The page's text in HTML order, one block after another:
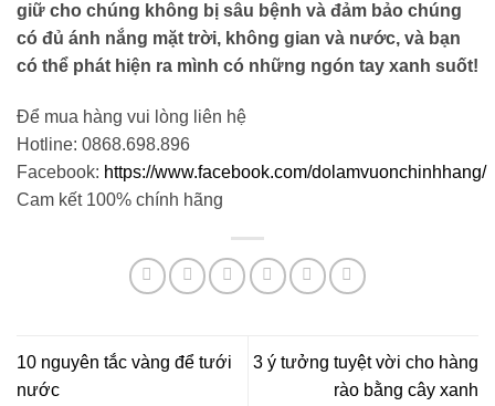
giữ cho chúng không bị sâu bệnh và đảm bảo chúng
có đủ ánh nắng mặt trời, không gian và nước, và bạn
có thể phát hiện ra mình có những ngón tay xanh suốt!
Để mua hàng vui lòng liên hệ
Hotline: 0868.698.896
Facebook: https://www.facebook.com/dolamvuonchinhhang/
Cam kết 100% chính hãng
10 nguyên tắc vàng để tưới
nước
3 ý tưởng tuyệt vời cho hàng
rào bằng cây xanh